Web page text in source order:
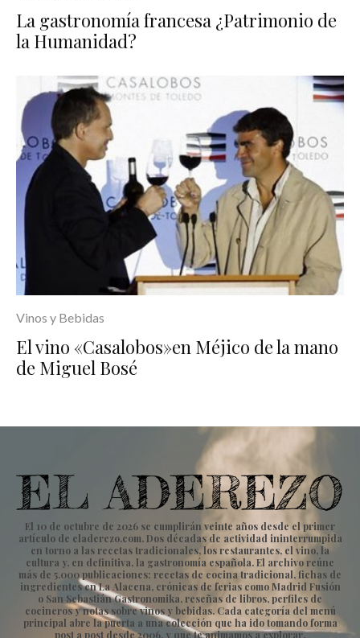
La gastronomía francesa ¿Patrimonio de
la Humanidad?
Vinos y Bebidas
El vino «Casalobos»en Méjico de la mano
de Miguel Bosé
El 10 de octubre de 2026 se cumplirán veinte años desde el primer
artículo de eladerezo.com. Dos décadas de actividad ininterrumpida
en torno a las recetas tradicionales, los restaurantes, el vino, la
cultura y, en definitiva, la gastronomía española. El archivo reúne
más de 5.000 publicaciones: recetas de cocina tradicional, fichas de
ingredientes en La Alacena, crónicas de ferias como Madrid Fusión
o San Sebastián Gastronomika, reseñas de libros, perfiles de
cocineros y notas sobre vinos y bebidas. Cada categoría del menú
principal abre la puerta a una colección que ha ido tomando forma
post a post desde 2006, y que te animamos a explorar.